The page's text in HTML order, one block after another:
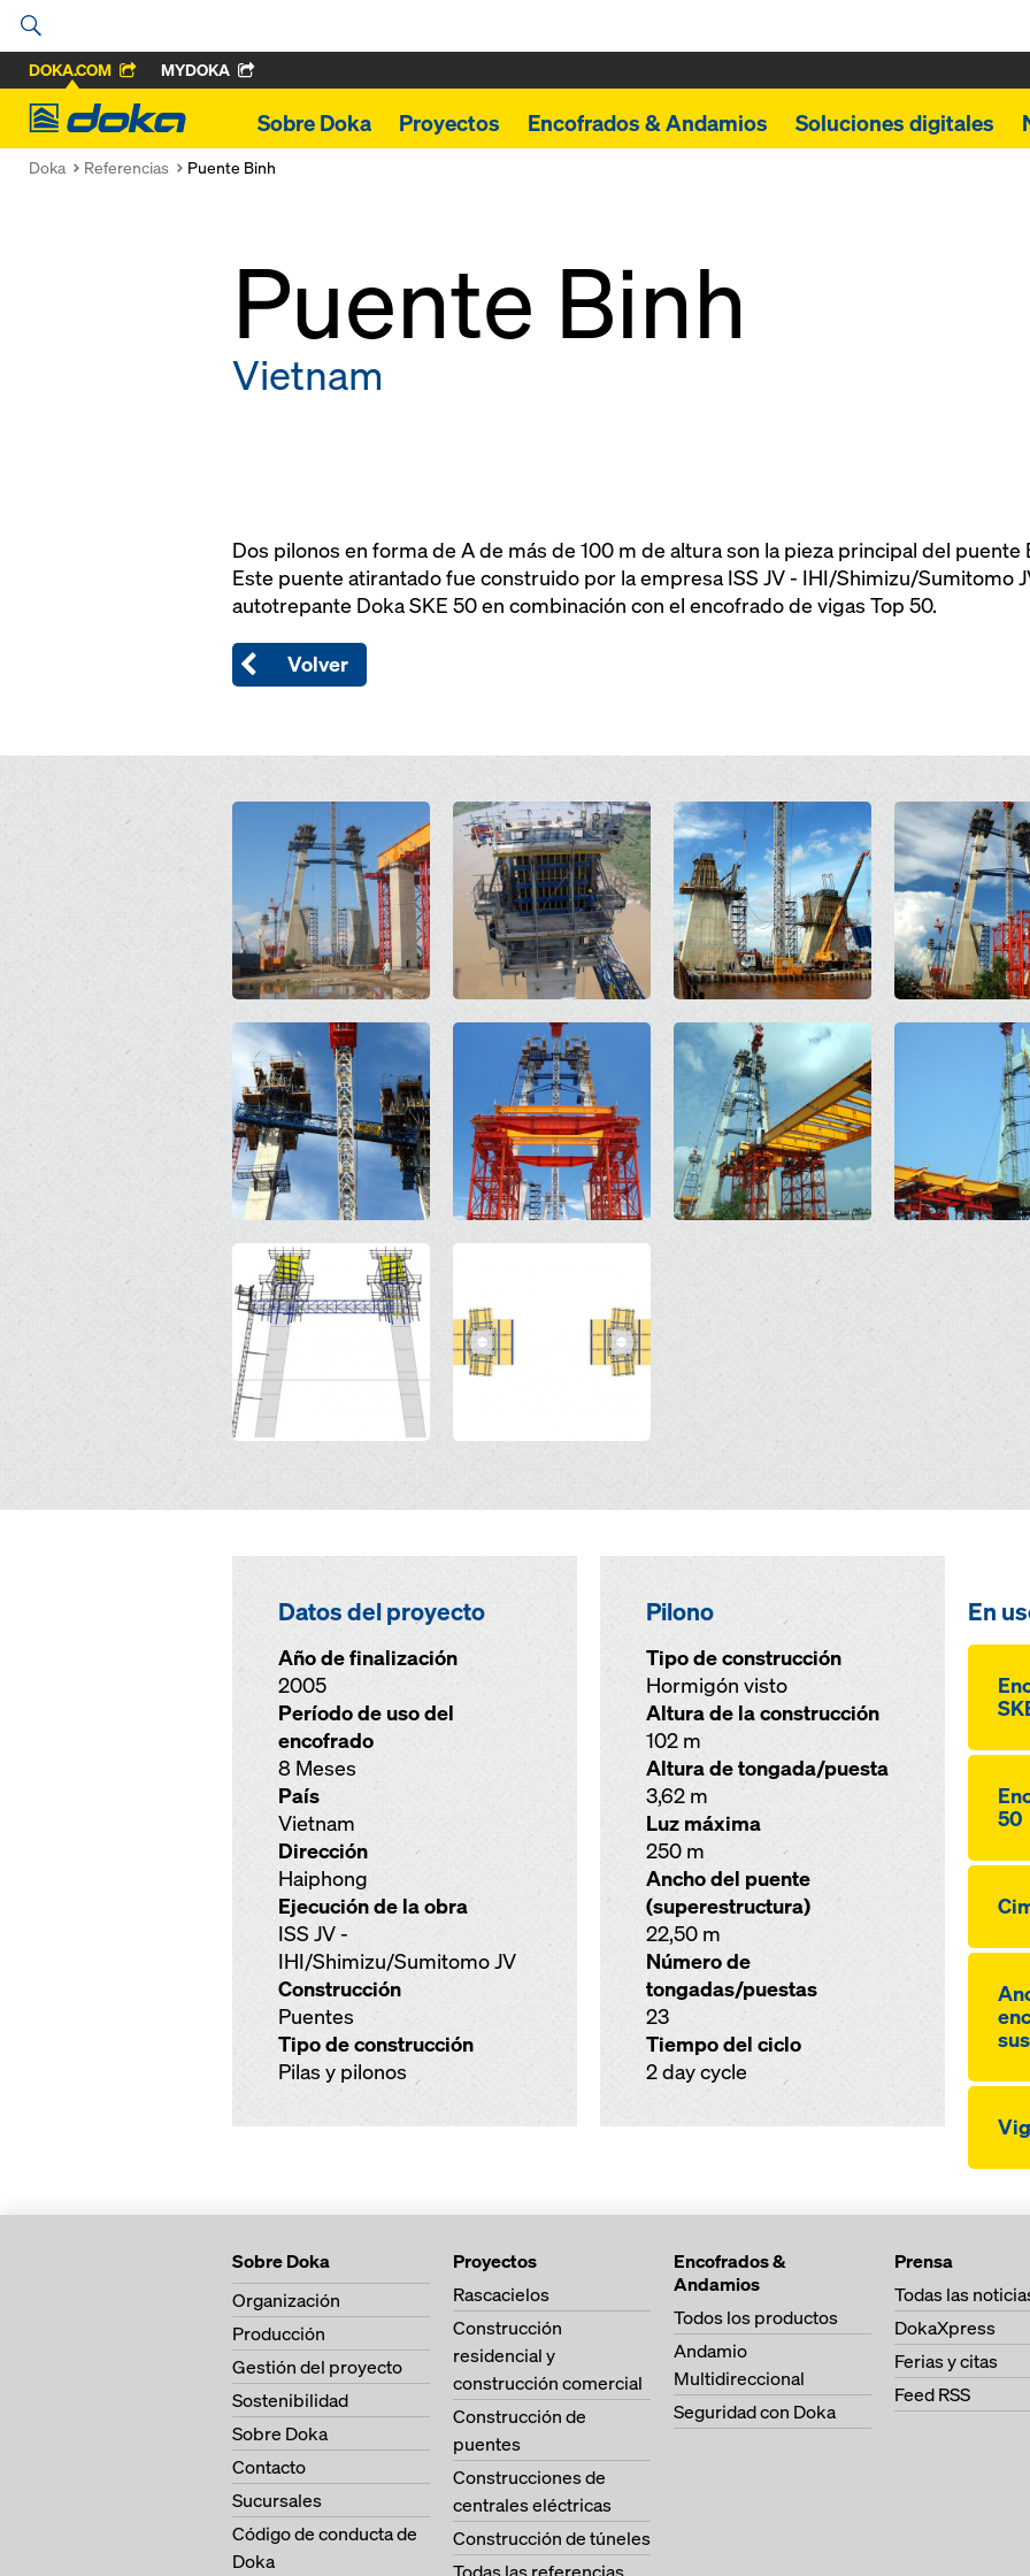
DOKA.COM MYDOKA
Doka
Sobre Doka Proyectos Encofrados & Andamios Soluciones digitales
Doka Referencias Puente Binh
Puente Binh
Vietnam
Dos pilonos en forma de A de más de 100 m de altura son la pieza principal del
Este puente atirantado fue construido por la empresa ISS JV - IHI/Shimizu/Sumitomo
autotrepante Doka SKE 50 en combinación con el encofrado de vigas Top 50.
Volver
Open Open Open Open
Open Open Open Open
Open
Datos del proyecto
Año de finalización
2005
Período de uso del
encofrado
8 Meses
País
Vietnam
Dirección
Haiphong
Ejecución de la obra
ISS JV -
IHI/Shimizu/Sumitomo JV
Construcción
Puentes
Tipo de construcción
Pilas y pilonos
Pilono
Tipo de construcción
Hormigón visto
Altura de la construcción
102 m
Altura de tongada/puesta
3,62 m
Luz máxima
250 m
Ancho del puente
(superestructura)
22,50 m
Número de
tongadas/puestas
23
Tiempo del ciclo
2 day cycle
En
50
Sobre Doka
Organización
Producción
Gestión del proyecto
Sostenibilidad
Sobre Doka
Contacto
Sucursales
Código de conducta de
Doka
Proyectos
Rascacielos
Construcción
residencial y
construcción comercial
Construcción de
puentes
Construcciones de
centrales eléctricas
Construcción de túneles
Encofrados &
Andamios
Todos los productos
Andamio
Multidireccional
Seguridad con Doka
Prensa
Todas las
DokaXpress
Ferias y citas
Feed RSS